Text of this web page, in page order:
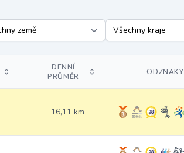
DENNÍ
PRŮMĚR
ODZNAKY
16,11 km